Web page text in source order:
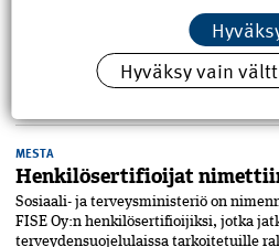
Neljälletoista suurimmalle
uutta asuntoa vuoteen 2040
kuin koko maahan on rakennettu 25
MESTA
Henkilösertifioijat
Sosiaali- ja terveysministeriö on
FISE Oy:n henkilösertifioijiksi, jotka
terveydensuojelulaissa tarkoitetuille
Hyväksy vain